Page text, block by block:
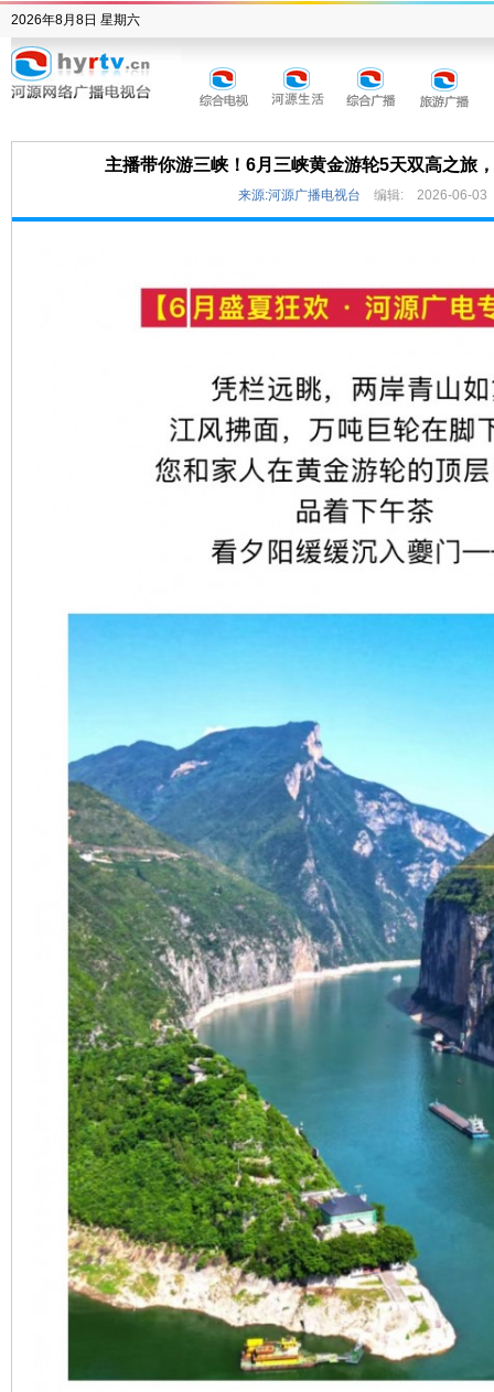
2026年8月8日 星期六
主播带你游三峡！6月三峡黄金游轮5天双高之旅
来源:河源广播电视台 编辑: 2026-06-03